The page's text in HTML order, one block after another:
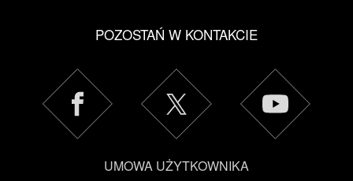
POZOSTAŃ W KONTAKCIE
UMOWA UŻYTKOWNIKA